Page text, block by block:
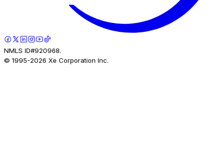
NMLS ID#920968.
© 1995-2026 Xe Corporation Inc.